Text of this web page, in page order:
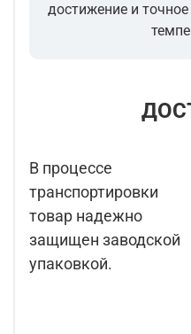
достижение и
В процессе
транспортировки
товар надежно
защищен заводской
упаковкой.